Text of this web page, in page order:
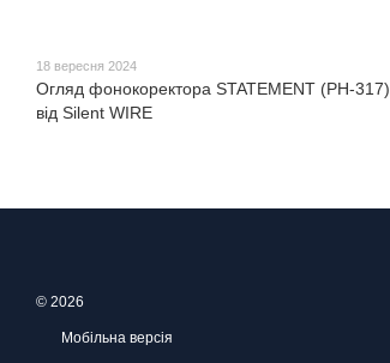
18 вересня 2024
Огляд фонокоректора STATEMENT (PH-317)
від Silent WIRE
© 2026
Мобільна версія